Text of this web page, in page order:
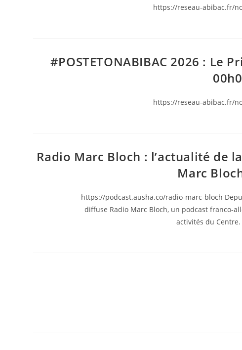
https://reseau-abibac.fr/
#POSTETONABIBAC 2026 : Le
https://reseau-abibac.fr/
Radio Marc Bloch : l’actualité de
Marc
https://podcast.ausha.co/radio-marc-bloch
diffuse Radio Marc Bloch, un podcast franco-
activités du